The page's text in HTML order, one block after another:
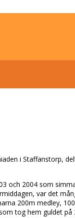
i Staffanstorp,
och 2004 som
var det
200m medley,
tog hem guldet